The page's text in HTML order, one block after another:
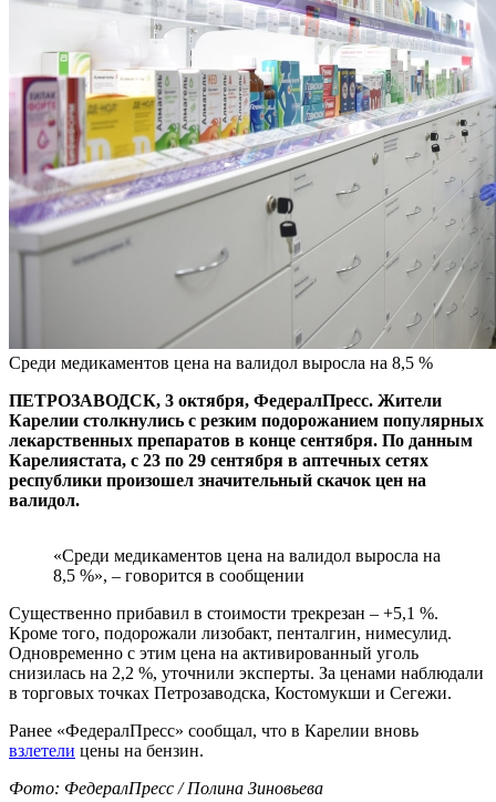
Среди медикаментов цена на валидол выросла на 8,5 %
ПЕТРОЗАВОДСК, 3 октября, ФедералПресс. Жители
Карелии столкнулись с резким подорожанием популярных
лекарственных препаратов в конце сентября. По данным
Карелиястата, с 23 по 29 сентября в аптечных сетях
республики произошел значительный скачок цен на
валидол.
«Среди медикаментов цена на валидол выросла на
8,5 %», – говорится в сообщении
Существенно прибавил в стоимости трекрезан – +5,1 %.
Кроме того, подорожали лизобакт, пенталгин, нимесулид.
Одновременно с этим цена на активированный уголь
снизилась на 2,2 %, уточнили эксперты. За ценами наблюдали
в торговых точках Петрозаводска, Костомукши и Сегежи.
Ранее «ФедералПресс» сообщал, что в Карелии вновь
взлетели цены на бензин.
Фото: ФедералПресс / Полина Зиновьева